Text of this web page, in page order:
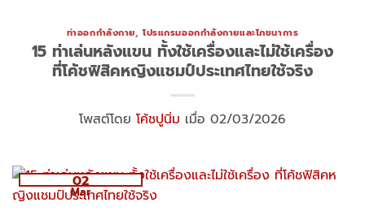
ท่าออกกำลังกาย,โปรแกรมออกกำลังกายและโภชนาการ
15 ท่าเล่นหลังแขน ทั้งใช้เครื่องและไม่ใช้เครื่อง
ที่โค้ชฟิสิคหญิงแชมป์ประเทศไทยใช้จริง
โพสต์โดย โค้ชปูนิ่ม เมื่อ 02/03/2026
02
Mar